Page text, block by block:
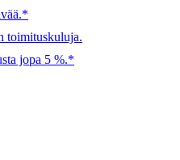
toimituskuluja.
jopa 5 %.*